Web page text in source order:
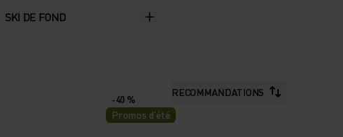
SKI DE FOND
RECOMMANDATIONS
-40 %
Promos d’été